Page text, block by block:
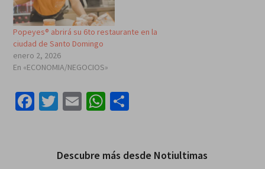
Popeyes® abrirá su 6to restaurante en la
ciudad de Santo Domingo
enero 2, 2026
En «ECONOMIA/NEGOCIOS»
Facebook
Twitter
EmailWhatsApp
Compartir
Descubre más desde Notiultimas